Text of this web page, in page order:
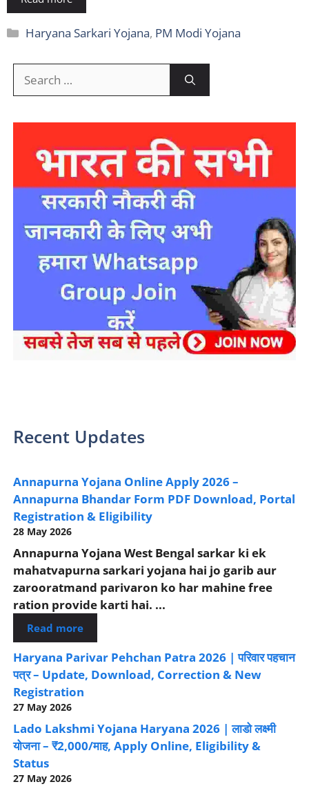
Categories
Haryana Sarkari Yojana, PM Modi Yojana
for:
Recent Updates
Annapurna Yojana Online Apply 2026 –
Annapurna Bhandar Form PDF Download, Portal
Registration & Eligibility
28 May 2026
Annapurna Yojana West Bengal sarkar ki ek
mahatvapurna sarkari yojana hai jo garib aur
zarooratmand parivaron ko har mahine free
ration provide karti hai. ...
Read more
Haryana Parivar Pehchan Patra 2026 | परिवार पहचान
पत्र – Update, Download, Correction & New
Registration
27 May 2026
Lado Lakshmi Yojana Haryana 2026 | लाडो लक्ष्मी
योजना – ₹2,000/माह, Apply Online, Eligibility &
Status
27 May 2026